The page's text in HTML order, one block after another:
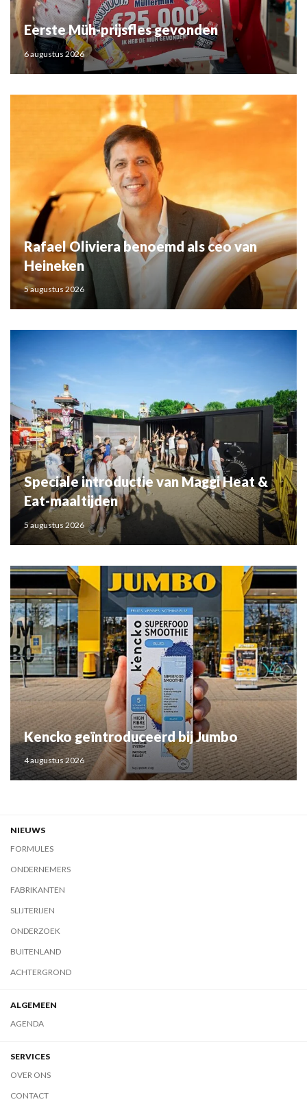
Eerste Müh-prijsfles gevonden
6 augustus 2026
Rafael Oliviera benoemd als ceo van
Heineken
5 augustus 2026
Speciale introductie van Maggi Heat &
Eat-maaltijden
5 augustus 2026
Kencko geïntroduceerd bij Jumbo
4 augustus 2026
NIEUWS
FORMULES
ONDERNEMERS
FABRIKANTEN
SLIJTERIJEN
ONDERZOEK
BUITENLAND
ACHTERGROND
ALGEMEEN
AGENDA
SERVICES
OVER ONS
CONTACT